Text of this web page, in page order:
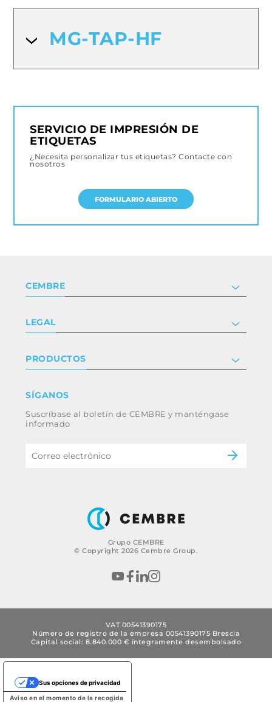
MG-TAP-HF
SERVICIO DE IMPRESIÓN DE
ETIQUETAS
¿Necesita personalizar tus etiquetas? Contacte con
nosotros
FORMULARIO ABIERTO
Grupo CEMBRE
© Copyright 2026 Cembre Group.
CEMBRE
Certificaciones
Trabaja con nosotros
LEGAL
Términos y condiciones
Whistleblowing
Código ético y política anticorrupción del
grupo
PRODUCTOS
Industria
Energía
B2B Disclaimer
SÍGANOS
Suscríbase al boletín de CEMBRE y manténgase
informado
VAT 00541390175
Número de registro de la empresa 00541390175 Brescia
Capital social: 8.840.000 € íntegramente desembolsado
Aviso en el momento de la recogida
Sus opciones de privacidad